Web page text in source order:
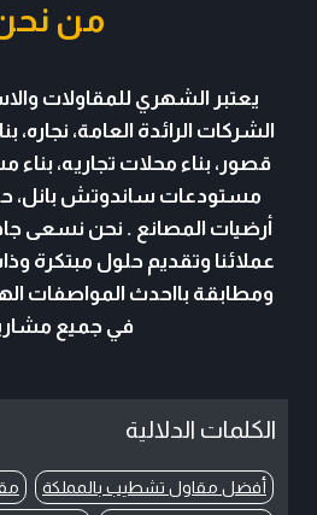
من
يعتبر الشهري للمقاولات
الشركات الرائدة العامة، نجاره،
قصور، بناء محلات تجاريه، بناء
مستودعات ساندوتش بانل،
أرضيات المصانع . نحن نسعى
عملائنا وتقديم حلول مبتكرة
ومطابقة بااحدث المواصفات
في جميع
الكلمات الدلالية
أفضل مقاول تشطيب بالمملكة